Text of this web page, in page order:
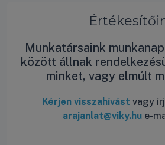
Munkatársaink
között állnak
minket, vagy elmúlt
Kérjen visszahívást vagy
arajanlat@viky.hu e-